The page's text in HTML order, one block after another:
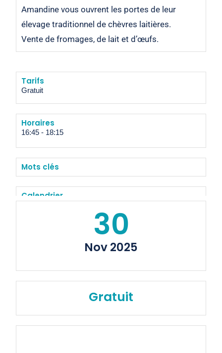
Amandine vous ouvrent les portes de leur
élevage traditionnel de chèvres laitières.
Vente de fromages, de lait et d’œufs.
Tarifs
Gratuit
Horaires
16:45 - 18:15
Mots clés
Calendrier
30
Nov 2025
Gratuit